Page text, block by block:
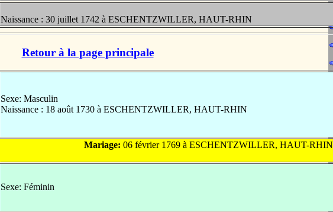
Naissance : 30 juillet 1742 à ESCHENTZWILLER, HAUT-RHIN
Retour à la page principale
Sexe: Masculin
Naissance : 18 août 1730 à ESCHENTZWILLER, HAUT-RHIN
Mariage: 06 février 1769 à ESCHENTZWILLER, HAUT-RHIN
Sexe: Féminin